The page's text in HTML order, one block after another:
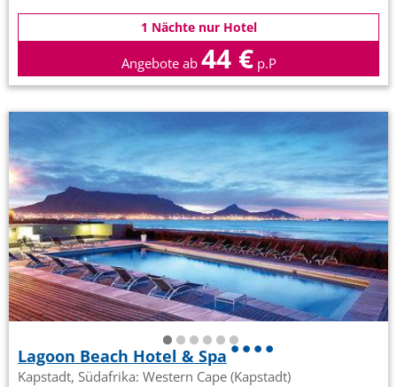
1 Nächte nur Hotel
Angebote ab 44 € p.P
Lagoon Beach Hotel & Spa
Kapstadt, Südafrika: Western Cape (Kapstadt)